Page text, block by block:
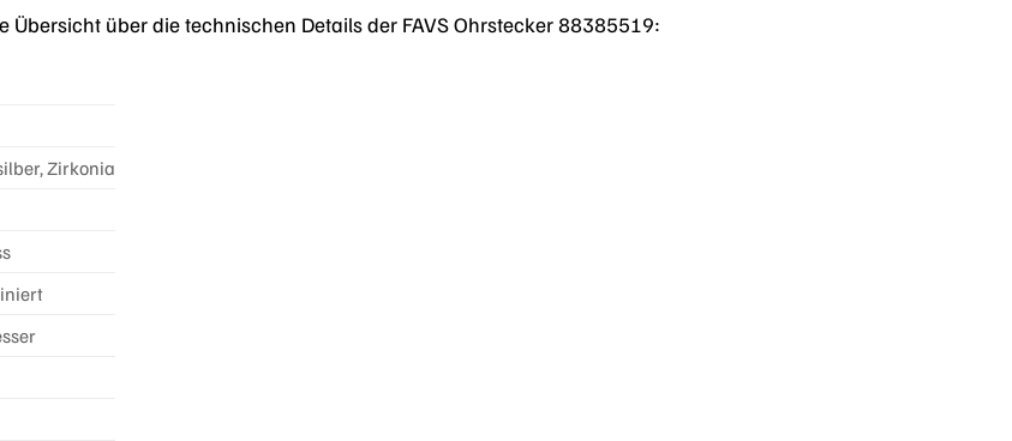
Übersicht über die technischen Details der FAVS Ohrstecker 88385519:
Zirkonia